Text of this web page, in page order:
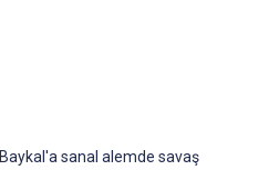
Baykal'a sanal alemde savaş